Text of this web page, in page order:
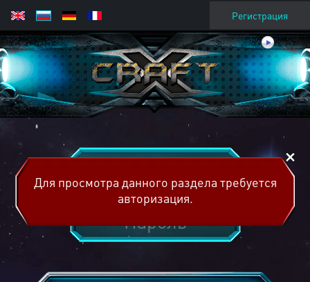
Регистрация
Для просмотра данного раздела требуется
авторизация.